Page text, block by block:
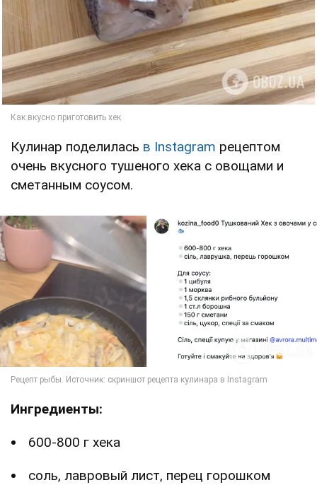
Кулинар поделилась в Instagram рецептом
очень вкусного тушеного хека с овощами и
сметанным соусом.
Ингредиенты:
600-800 г хека
соль, лавровый лист, перец горошком